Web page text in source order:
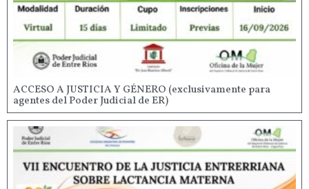
ACCESO A JUSTICIA Y GÉNERO (exclusivamente para
agentes del Poder Judicial de ER)